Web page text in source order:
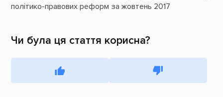
політико-правових реформ за жовтень 2017
Чи була ця стаття корисна?